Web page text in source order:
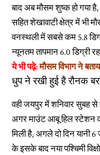
बाद अब मौसम शुष्क हो गया
सहित शेखावाटी क्षेत्र में भी
वनस्थली में सबसे कम 5.8
न्यूनतम तापमान 6.0 डिग्री
ये भी पढ़े:मौसम विभाग ने
धुप ने रखी हुई है रौनक
वही जयपुर में शनिवार सुबह
अगर माउंट आबू हिल स्टेशन
मिली है, अगले दो दिन यानी
के इसके बाद नया पश्चिमी